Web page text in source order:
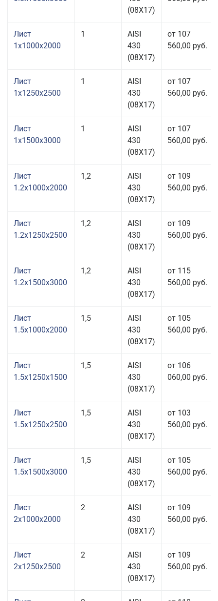
(08Х17)
Лист
1x1000x2000
1
AISI
430
(08Х17)
от 107
560,00 руб.
Лист
1x1250x2500
1
AISI
430
(08Х17)
от 107
560,00 руб.
Лист
1x1500x3000
1
AISI
430
(08Х17)
от 107
560,00 руб.
Лист
1.2x1000x2000
1,2
AISI
430
(08Х17)
от 109
560,00 руб.
Лист
1.2x1250x2500
1,2
AISI
430
(08Х17)
от 109
560,00 руб.
Лист
1.2x1500x3000
1,2
AISI
430
(08Х17)
от 115
560,00 руб.
Лист
1.5x1000x2000
1,5
AISI
430
(08Х17)
от 105
560,00 руб.
Лист
1.5x1250x1500
1,5
AISI
430
(08Х17)
от 106
060,00 руб.
Лист
1.5x1250x2500
1,5
AISI
430
(08Х17)
от 103
560,00 руб.
Лист
1.5x1500x3000
1,5
AISI
430
(08Х17)
от 105
560,00 руб.
Лист
2x1000x2000
2
AISI
430
(08Х17)
от 109
560,00 руб.
Лист
2x1250x2500
2
AISI
430
(08Х17)
от 109
560,00 руб.